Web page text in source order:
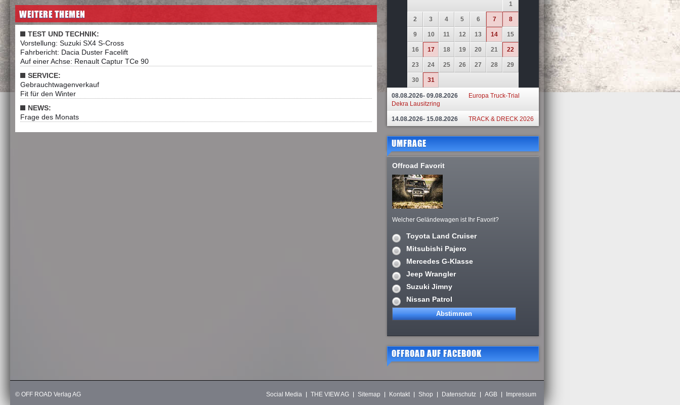
WEITERE THEMEN
TEST UND TECHNIK:
Vorstellung: Suzuki SX4 S-Cross
Fahrbericht: Dacia Duster Facelift
Auf einer Achse: Renault Captur TCe 90
SERVICE:
Gebrauchtwagenverkauf
Fit für den Winter
NEWS:
Frage des Monats
1
2 3 4 5 6 7 8
9 10 11 12 13 14 15
16 17 18 19 20 21 22
23 24 25 26 27 28 29
30 31
08.08.2026- 09.08.2026
Europa Truck-Trial
Dekra Lausitzring
14.08.2026- 15.08.2026 TRACK & DRECK 2026
UMFRAGE
Offroad Favorit
Welcher Geländewagen ist Ihr Favorit?
Toyota Land Cruiser
Mitsubishi Pajero
Mercedes G-Klasse
Jeep Wrangler
Suzuki Jimny
Nissan Patrol
OFFROAD AUF FACEBOOK
© OFF ROAD Verlag AG Social Media THE VIEW AG Sitemap Kontakt Shop Datenschutz AGB Impressum